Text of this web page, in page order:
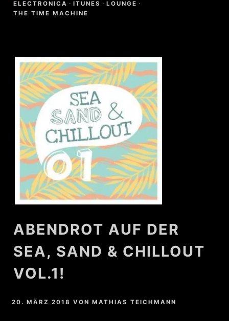
ELECTRONICA · ITUNES · LOUNGE ·
THE TIME MACHINE
ABENDROT AUF DER
SEA, SAND & CHILLOUT
VOL.1!
20. MÄRZ 2018 VONMATHIAS TEICHMANN